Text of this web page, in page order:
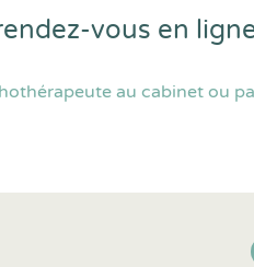
vous en
au cabinet ou